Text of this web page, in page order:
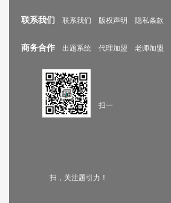
联系我们 联系我们 版权声明 隐私条款
商务合作 出题系统 代理加盟 老师加盟
扫一
扫，关注题引力！